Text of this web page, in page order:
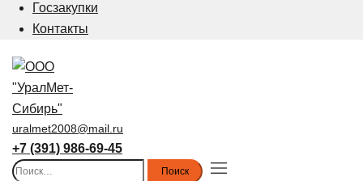
Госзакупки
Контакты
uralmet2008@mail.ru
+7 (391) 986-69-45
Найти: